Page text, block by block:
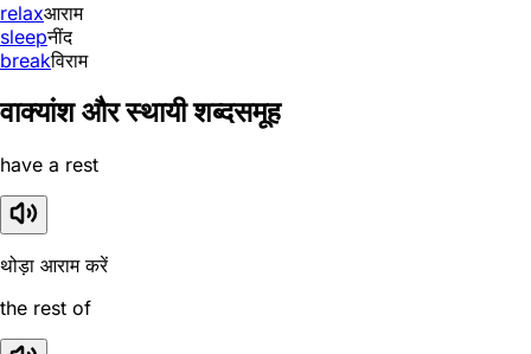
relaxआराम
sleepनींद
breakविराम
वाक्यांश और स्थायी शब्दसमूह
have a rest
थोड़ा आराम करें
the rest of